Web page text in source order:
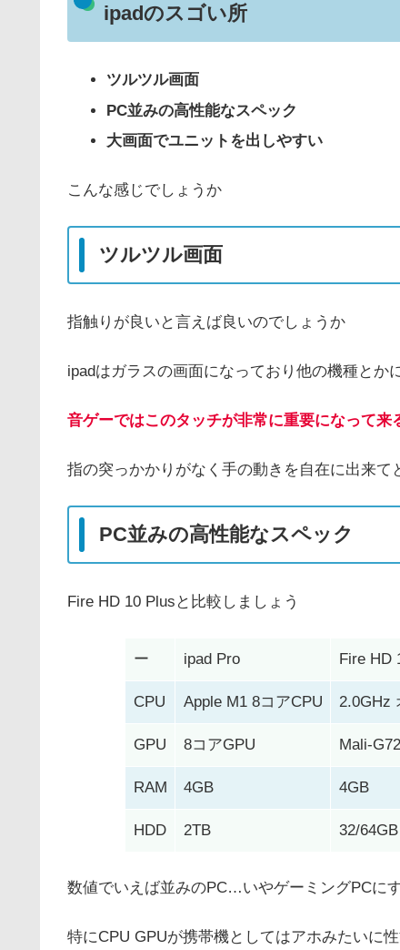
ipadのスゴい所
ツルツル画面
PC並みの高性能なスペック
大画面でユニット を出しやすい
こんな感じでしょうか
ツルツル画面
指触りが良いと言えば良いのでしょうか
ipadはガラスの画面になっており他の機種とか
音ゲーではこのタッチが非常に重要になって
指の突っかかりがなく手の動きを自在に出来て
PC並みの高性能なスペック
Fire HD 10 Plusと比較しましょう
ー ipad Pro Fire HD
CPU Apple M1 8コアCPU 2.0GHz
GPU 8コアGPU Mali-
RAM 4GB 4GB
HDD 2TB 32/64GB
数値でいえば並みのPC…いやゲーミングPCに
特にCPU GPUが携帯機としてはアホみたいに